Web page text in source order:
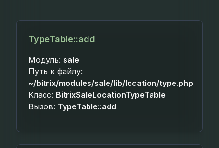
TypeTable::add
Модуль: sale
Путь к файлу:
~/bitrix/modules/sale/lib/location/type.php
Класс: BitrixSaleLocationTypeTable
Вызов: TypeTable::add